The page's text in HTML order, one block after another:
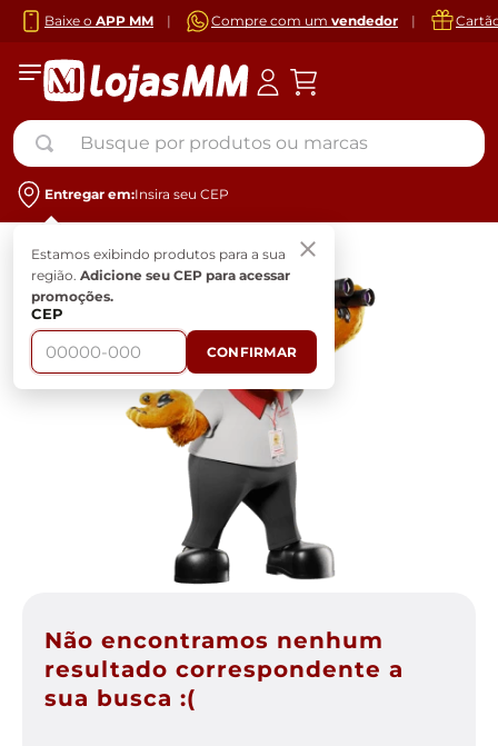
Baixe o APP MM | Compre com um vendedor |
Busque por produtos ou marcas
Entregar em:Insira seu CEP
Estamos exibindo produtos para a sua
região. Adicione seu CEP para acessar
promoções.
CEP
CONFIRMAR
Não encontramos nenhum
resultado correspondente a
sua busca :(